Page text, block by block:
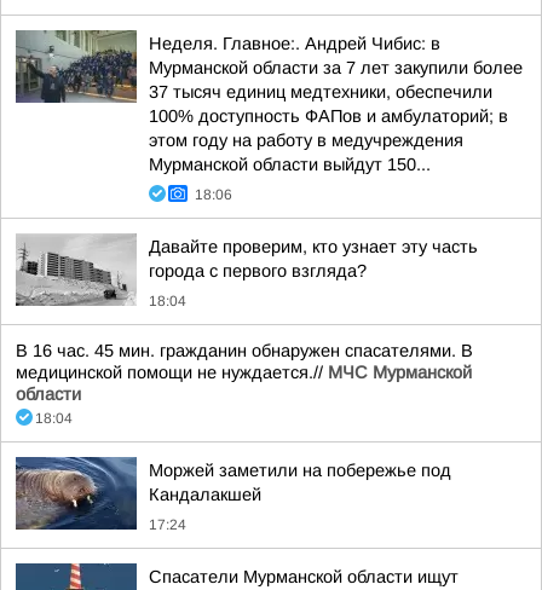
Неделя. Главное:. Андрей Чибис: в
Мурманской области за 7 лет закупили более
37 тысяч единиц медтехники, обеспечили
100% доступность ФАПов и амбулаторий; в
этом году на работу в медучреждения
Мурманской области выйдут 150...
18:06
Давайте проверим, кто узнает эту часть
города с первого взгляда?
18:04
В 16 час. 45 мин. гражданин обнаружен спасателями. В
медицинской помощи не нуждается.// МЧС Мурманской
области
18:04
Моржей заметили на побережье под
Кандалакшей
17:24
Спасатели Мурманской области ищут